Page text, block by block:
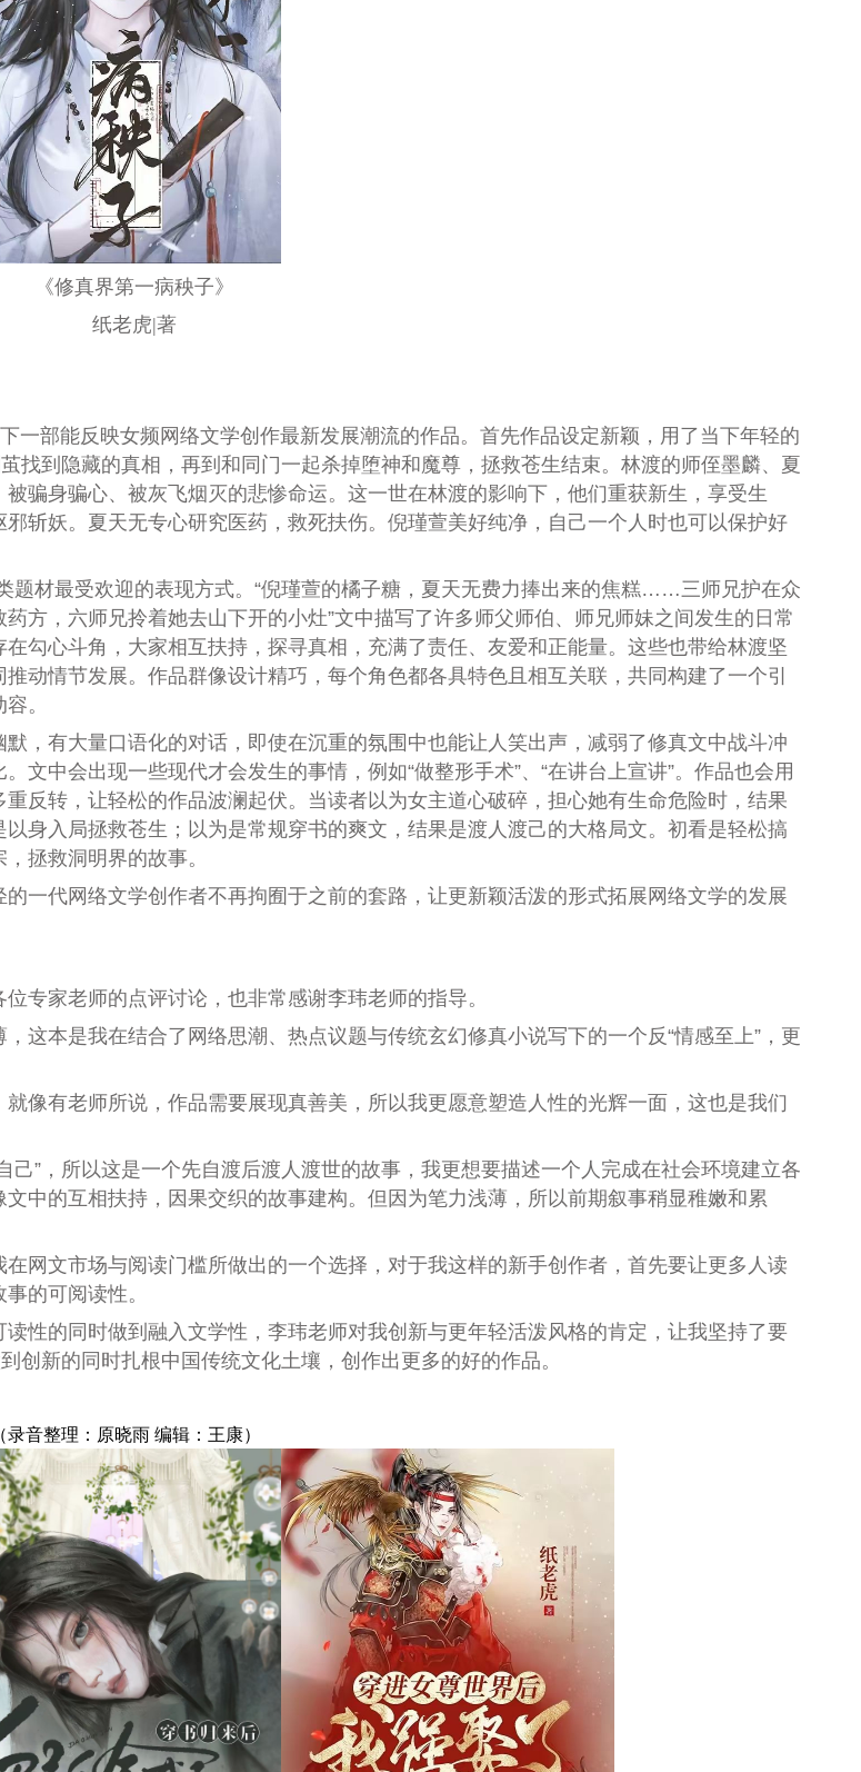
《修真界第一病秧子》
纸老虎|著
一部能反映女频网络文学创作最新发展潮流的作品。首先作品设定新颖，用了当下年轻的
找到隐藏的真相，再到和同门一起杀掉堕神和魔尊，拯救苍生结束。林渡的师侄墨麟、夏
骗身骗心、被灰飞烟灭的悲惨命运。这一世在林渡的影响下，他们重获新生，享受生
斩妖。夏天无专心研究医药，救死扶伤。倪瑾萱美好纯净，自己一个人时也可以保护好
题材最受欢迎的表现方式。“倪瑾萱的橘子糖，夏天无费力捧出来的焦糕……三师兄护在众
方，六师兄拎着她去山下开的小灶”文中描写了许多师父师伯、师兄师妹之间发生的日常
勾心斗角，大家相互扶持，探寻真相，充满了责任、友爱和正能量。这些也带给林渡坚
动情节发展。作品群像设计精巧，每个角色都各具特色且相互关联，共同构建了一个引
。
，有大量口语化的对话，即使在沉重的氛围中也能让人笑出声，减弱了修真文中战斗冲
文中会出现一些现代才会发生的事情，例如“做整形手术”、“在讲台上宣讲”。作品也会用
反转，让轻松的作品波澜起伏。当读者以为女主道心破碎，担心她有生命危险时，结果
身入局拯救苍生；以为是常规穿书的爽文，结果是渡人渡己的大格局文。初看是轻松搞
拯救洞明界的故事。
一代网络文学创作者不再拘囿于之前的套路，让更新颖活泼的形式拓展网络文学的发展
专家老师的点评讨论，也非常感谢李玮老师的指导。
这本是我在结合了网络思潮、热点议题与传统玄幻修真小说写下的一个反“情感至上”，更
像有老师所说，作品需要展现真善美，所以我更愿意塑造人性的光辉一面，这也是我们
”，所以这是一个先自渡后渡人渡世的故事，我更想要描述一个人完成在社会环境建立各
中的互相扶持，因果交织的故事建构。 但因为笔力浅薄，所以前期叙事稍显稚嫩和累
网文市场与阅读门槛所做出的一个选择，对于我这样的新手创作者，首先要让更多人读
的可阅读性。
性的同时做到融入文学性，李玮老师对我创新与更年轻活泼风格的肯定，让我坚持了要
创新的同时扎根中国传统文化土壤，创作出更多的好的作品。
音整理：原晓雨 编辑：王康）